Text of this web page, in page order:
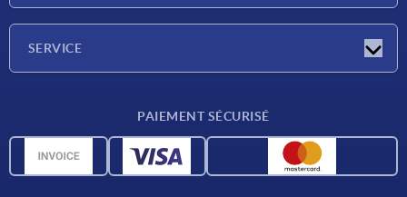
SERVICE
Données CAO
PAIEMENT SÉCURISÉ